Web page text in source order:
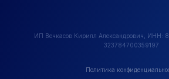
ИП Вечкасов Кирилл Александрович, ИНН:
323784700359197
Политика